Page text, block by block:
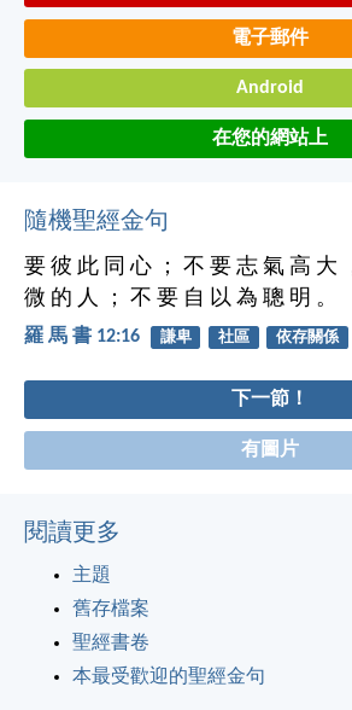
電子郵件
Android
在您的網站上
隨機聖經金句
要 彼 此 同 心 ； 不 要 志 氣 高 大
微 的 人 ； 不 要 自 以 為 聰 明 。
羅 馬 書 12:16 謙卑 社區 依存關係
下一節！
有圖片
閱讀更多
主題
舊存檔案
聖經書卷
本最受歡迎的聖經金句